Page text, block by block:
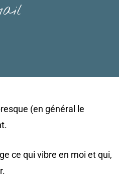
(en général le
ce qui vibre en moi et qui,